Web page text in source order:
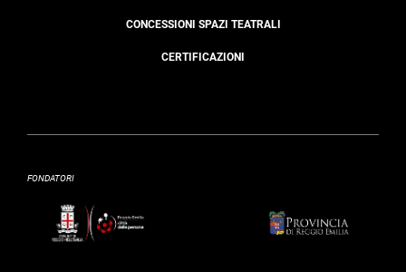
CONCESSIONI SPAZI TEATRALI
CERTIFICAZIONI
FONDATORI